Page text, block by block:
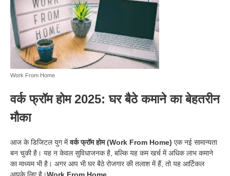
Work From Home
वर्क फ्रॉम होम 2025: घर बैठे कमाने का बेहतरीन
मौका
आज के डिजिटल युग मेंवर्क फ्रॉम होम (Work From Home) एक नई सामान्यता
बन चुकी है। यह न केवल सुविधाजनक है, बल्कि यह कम खर्च में अधिक लाभ कमाने
का माध्यम भी है। अगर आप भी घर बैठे रोजगार की तलाश में हैं, तो यह आर्टिकल